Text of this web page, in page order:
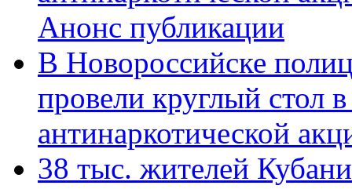
Анонс публикации
В Новороссийске
провели круглый стол
антинаркотической
38 тыс. жителей